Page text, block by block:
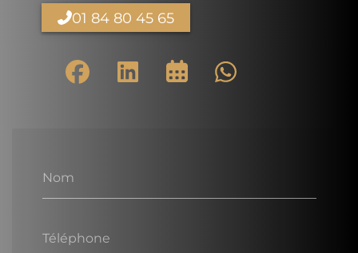
Nom
Téléphone
01 84 80 45 65